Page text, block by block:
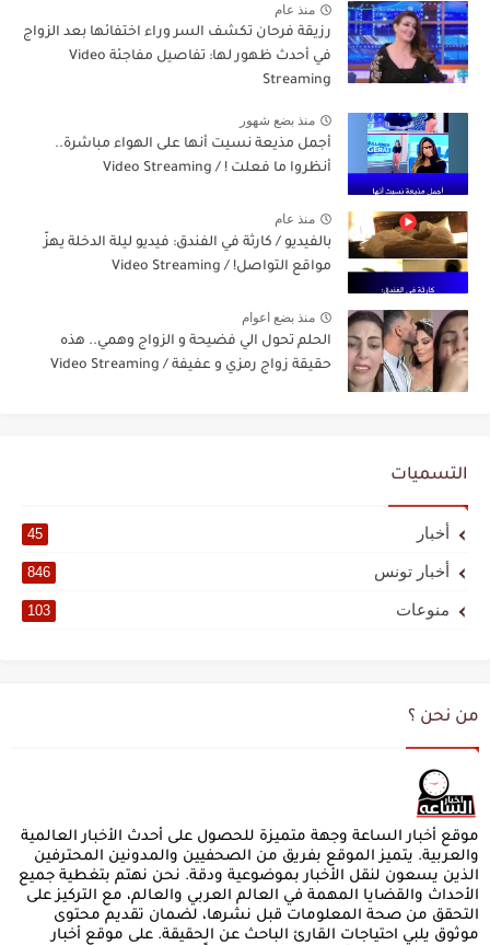
منذ عام
رزيقة فرحان تكشف السر وراء اختفائها بعد الزواج
في أحدث ظهور لها: تفاصيل مفاجئة Video
Streaming
منذ بضع شهور
أجمل مذيعة نسيت أنها على الهواء مباشرة..
أنظروا ما فعلت ! / Video Streaming
منذ عام
بالفيديو / كارثة في الفندق: فيديو ليلة الدخلة يهزّ
مواقع التواصل! / Video Streaming
منذ بضع اعوام
الحلم تحول الي فضيحة و الزواج وهمي.. هذه
حقيقة زواج رمزي و عفيفة / Video Streaming
التسميات
أخبار 45
أخبار تونس 846
منوعات 103
من نحن ؟
موقع أخبار الساعة وجهة متميزة للحصول على أحدث الأخبار العالمية
والعربية. يتميز الموقع بفريق من الصحفيين والمدونين المحترفين
الذين يسعون لنقل الأخبار بموضوعية ودقة. نحن نهتم بتغطية جميع
الأحداث والقضايا المهمة في العالم العربي والعالم، مع التركيز على
التحقق من صحة المعلومات قبل نشرها، لضمان تقديم محتوى
موثوق يلبي احتياجات القارئ الباحث عن الحقيقة. على موقع أخبار